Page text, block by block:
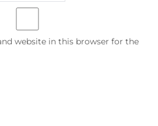
website in this browser for the